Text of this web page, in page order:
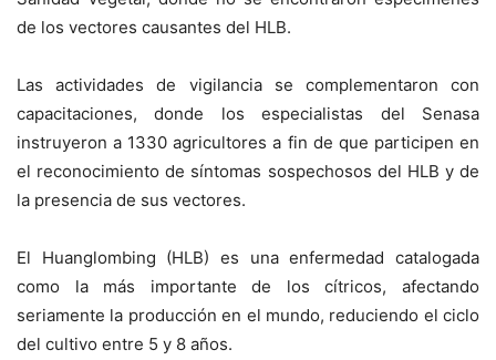
de los vectores causantes del HLB.
Las actividades de vigilancia se complementaron con
capacitaciones, donde los especialistas del Senasa
instruyeron a 1330 agricultores a fin de que participen en
el reconocimiento de síntomas sospechosos del HLB y de
la presencia de sus vectores.
El Huanglombing (HLB) es una enfermedad catalogada
como la más importante de los cítricos, afectando
seriamente la producción en el mundo, reduciendo el ciclo
del cultivo entre 5 y 8 años.